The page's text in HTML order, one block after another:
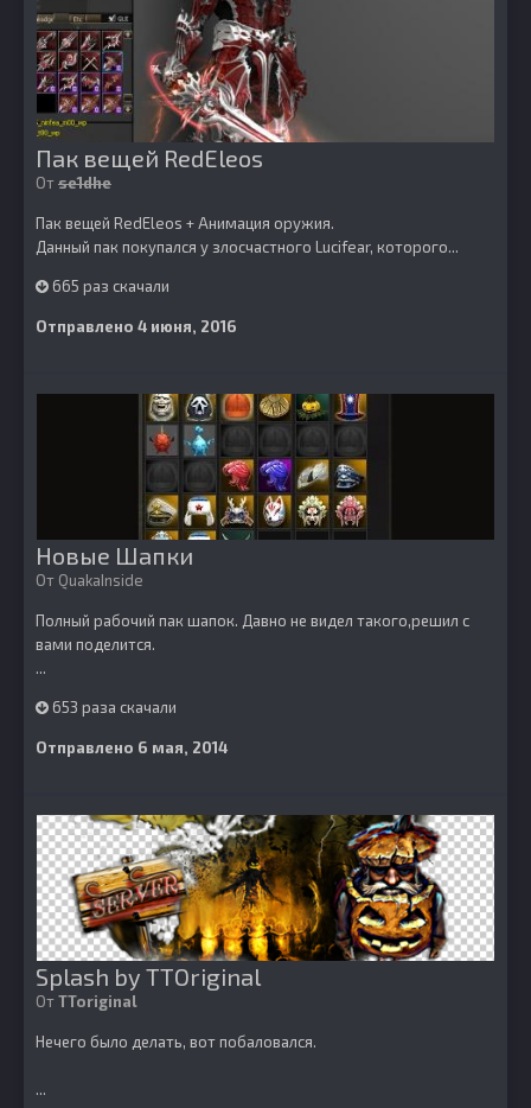
Пак вещей RedEleos
Отse1dhe
Пак вещей RedEleos + Анимация оружия.
Данный пак покупался у злосчастного Lucifear, которого...
665 раз скачали
Отправлено 4 июня, 2016
Новые Шапки
От QuakaInside
Полный рабочий пак шапок. Давно не видел такого,решил с
вами поделится.
...
653 раза скачали
Отправлено 6 мая, 2014
Splash by TTOriginal
ОтTToriginal
Нечего было делать, вот побаловался.
...